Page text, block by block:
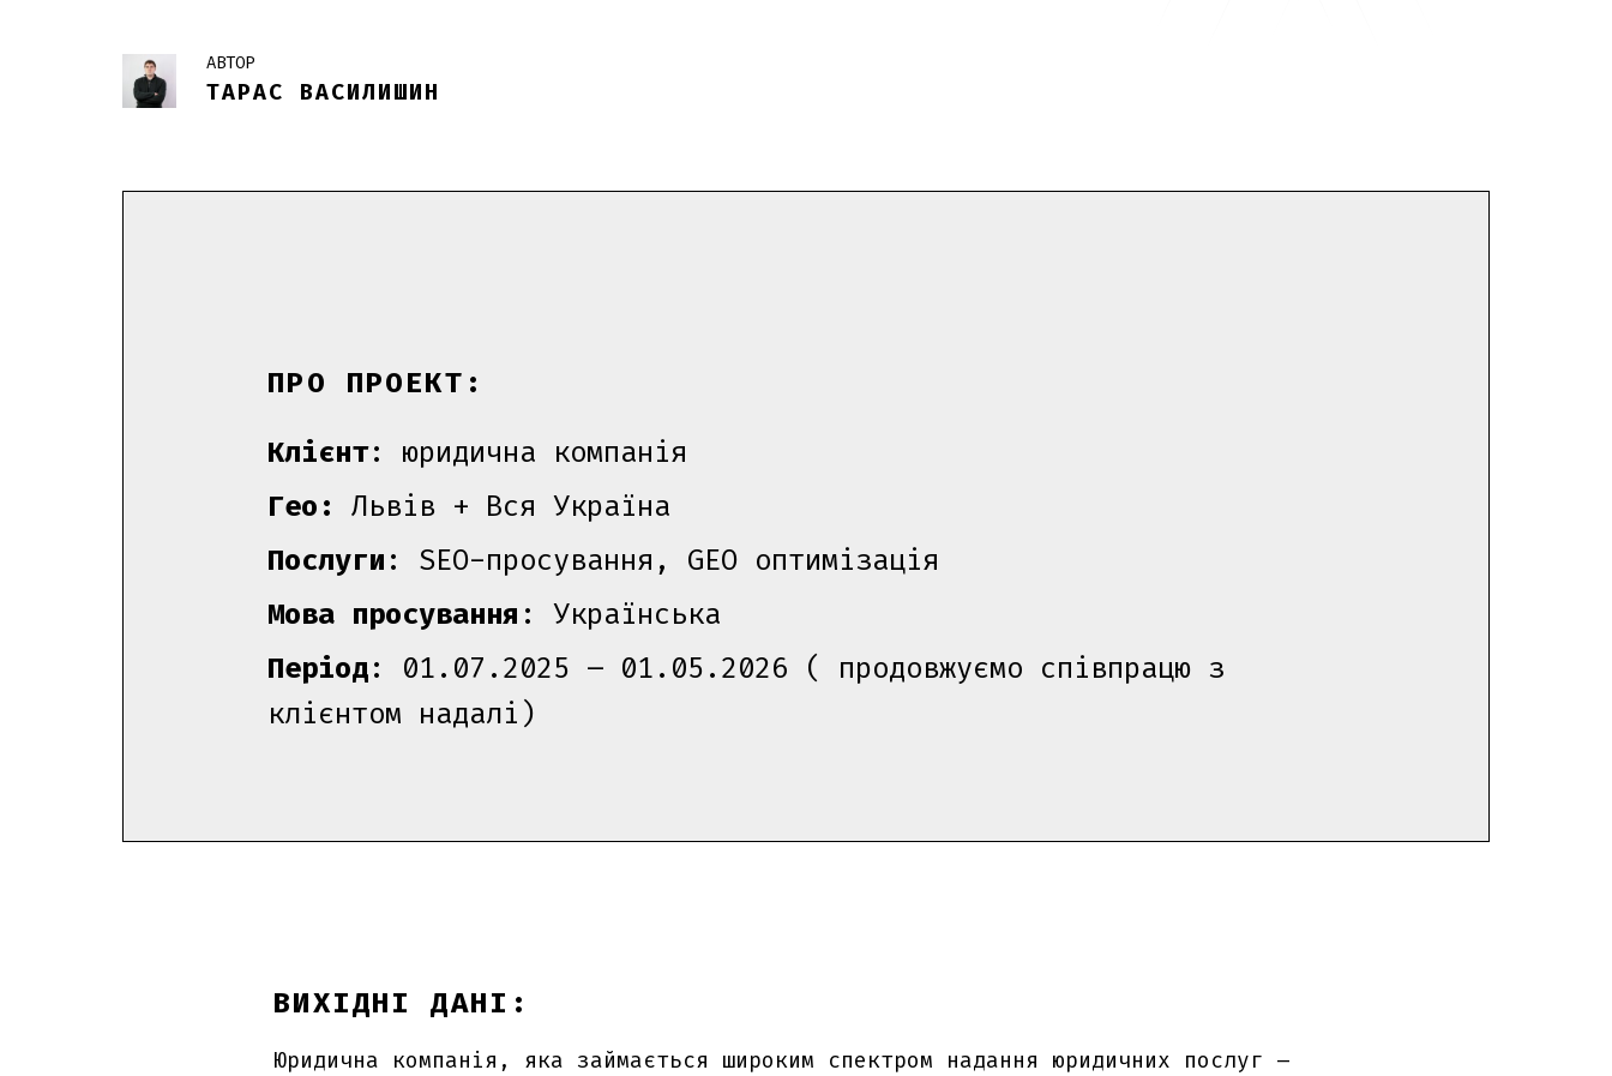
АВТОР
ТАРАС ВАСИЛИШИН
ПРО ПРОЕКТ:
Клієнт: юридична компанія
Гео: Львів + Вся Україна
Послуги: SEO-просування , GEO оптимізація
Мова просування : Українська
Період: 01.07.2025 – 01.05.2026 ( продовжуємо співпрацю з
клієнтом надалі)
ВИХІДНІ ДАНІ:
Юридична компанія, яка займається широким спектром надання юридичних послуг –